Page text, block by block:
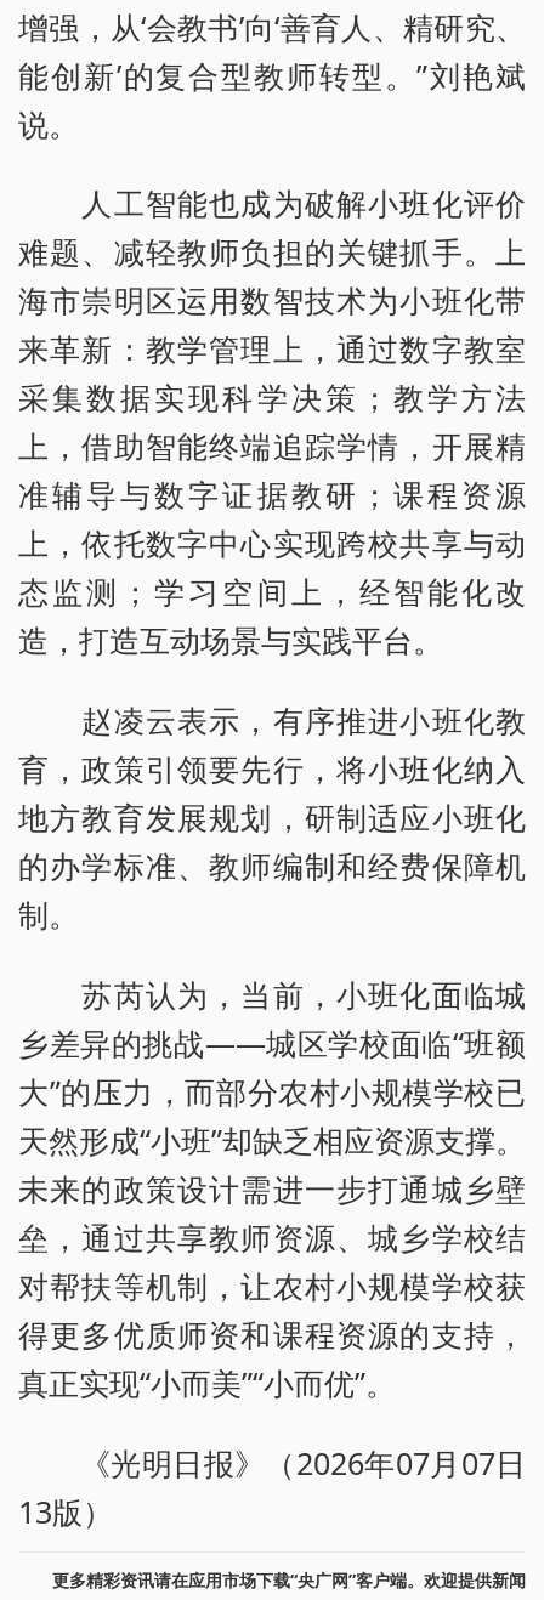
增强，从‘会教书’向‘善育人、精研究、
能创新’的复合型教师转型。”刘艳斌
说。
人工智能也成为破解小班化评价
难题、减轻教师负担的关键抓手。上
海市崇明区运用数智技术为小班化带
来革新：教学管理上，通过数字教室
采集数据实现科学决策；教学方法
上，借助智能终端追踪学情，开展精
准辅导与数字证据教研；课程资源
上，依托数字中心实现跨校共享与动
态监测；学习空间上，经智能化改
造，打造互动场景与实践平台。
赵凌云表示，有序推进小班化教
育，政策引领要先行，将小班化纳入
地方教育发展规划，研制适应小班化
的办学标准、教师编制和经费保障机
制。
苏芮认为，当前，小班化面临城
乡差异的挑战——城区学校面临“班额
大”的压力，而部分农村小规模学校已
天然形成“小班”却缺乏相应资源支撑。
未来的政策设计需进一步打通城乡壁
垒，通过共享教师资源、城乡学校结
对帮扶等机制，让农村小规模学校获
得更多优质师资和课程资源的支持，
真正实现“小而美”“小而优”。
《光明日报》（2026年07月07日
13版）
更多精彩资讯请在应用市场下载“央广网”客户端。欢迎提供新闻